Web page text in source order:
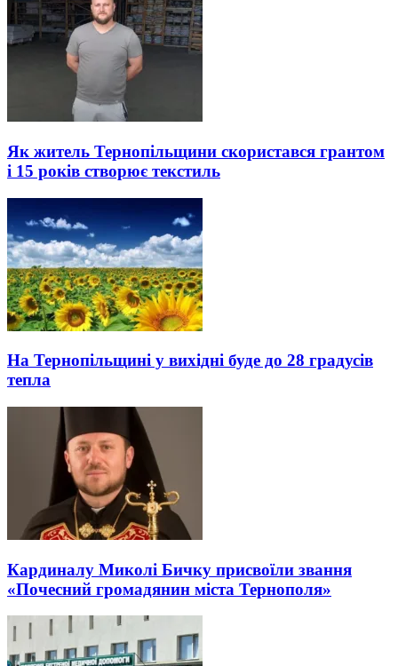
Як житель Тернопільщини скористався грантом
і 15 років створює текстиль
На Тернопільщині у вихідні буде до 28 градусів
тепла
Кардиналу Миколі Бичку присвоїли звання
«Почесний громадянин міста Тернополя»